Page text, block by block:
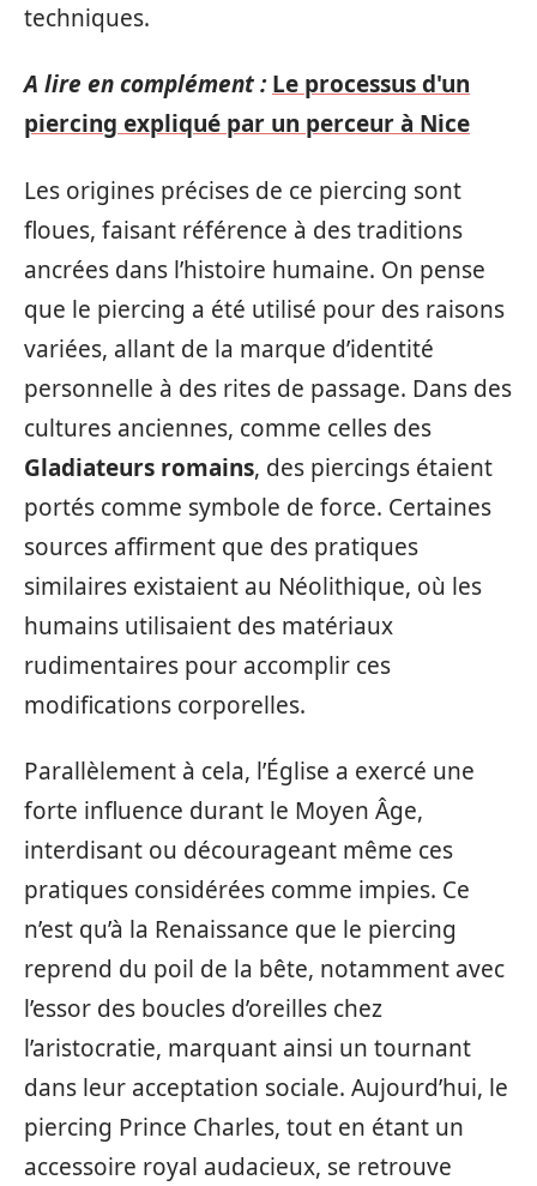
techniques.
A lire en complément : Le processus d'un
piercing expliqué par un perceur à Nice
Les origines précises de ce piercing sont
floues, faisant référence à des traditions
ancrées dans l’histoire humaine. On pense
que le piercing a été utilisé pour des raisons
variées, allant de la marque d’identité
personnelle à des rites de passage. Dans des
cultures anciennes, comme celles des
Gladiateurs romains, des piercings étaient
portés comme symbole de force. Certaines
sources affirment que des pratiques
similaires existaient au Néolithique, où les
humains utilisaient des matériaux
rudimentaires pour accomplir ces
modifications corporelles.
Parallèlement à cela, l’Église a exercé une
forte influence durant le Moyen Âge,
interdisant ou décourageant même ces
pratiques considérées comme impies. Ce
n’est qu’à la Renaissance que le piercing
reprend du poil de la bête, notamment avec
l’essor des boucles d’oreilles chez
l’aristocratie, marquant ainsi un tournant
dans leur acceptation sociale. Aujourd’hui, le
piercing Prince Charles, tout en étant un
accessoire royal audacieux, se retrouve